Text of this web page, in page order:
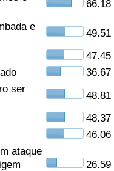
66.18
e
49.51
47.45
36.67
ser
48.81
48.37
46.06
ataque
26.59